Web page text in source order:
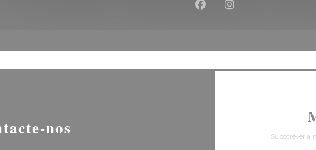
Facebook ((abre
Instagram
nos
Subscrever a